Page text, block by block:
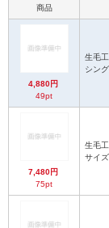
商品
4,880円
49pt
生毛
シン
7,480円
75pt
生毛
サイ